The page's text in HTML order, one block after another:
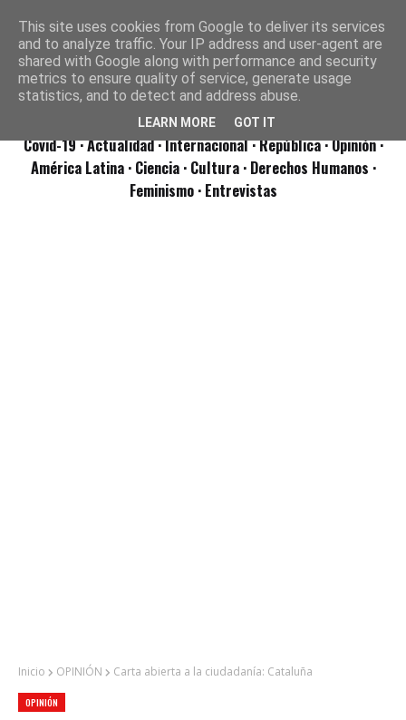
Covid-19· Actualidad· Internacional· República· Opinión·
América Latina · Ciencia · Cultura · Derechos Humanos ·
Feminismo · Entrevistas
Inicio OPINIÓN Carta abierta a la ciudadanía: Cataluña
OPINIÓN
This site uses cookies from Google to deliver its services
and to analyze traffic. Your IP address and user-agent are
shared with Google along with performance and security
metrics to ensure quality of service, generate usage
statistics, and to detect and address abuse.
LEARN MORE GOT IT